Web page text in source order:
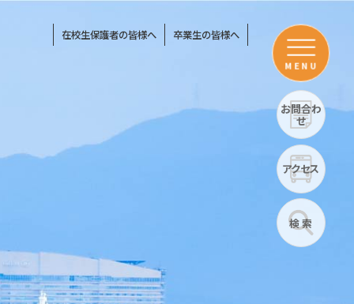
在校生保護者の皆様へ 卒業生の皆様へ
MENU
お問合わ
せ
アクセス
検 索